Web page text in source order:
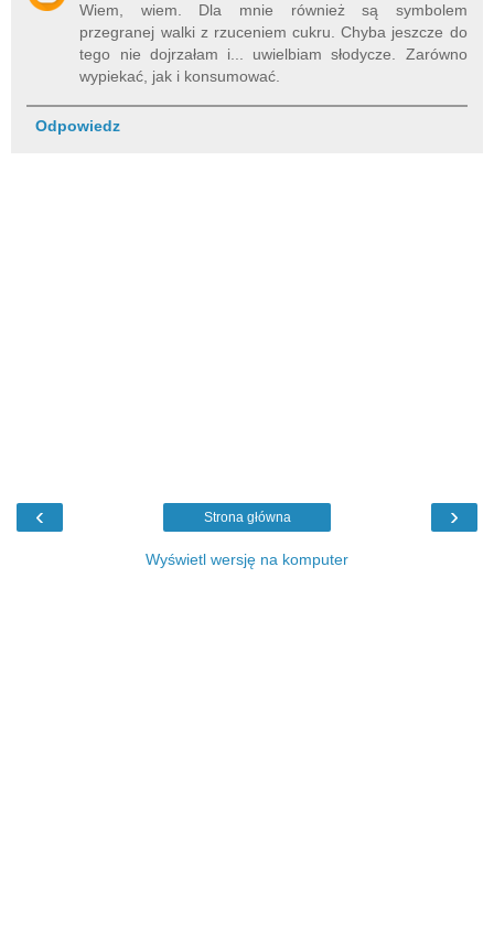
Wiem, wiem. Dla mnie również są symbolem
przegranej walki z rzuceniem cukru. Chyba jeszcze do
tego nie dojrzałam i... uwielbiam słodycze. Zarówno
wypiekać, jak i konsumować.
Odpowiedz
‹ ›
Strona główna
Wyświetl wersję na komputer